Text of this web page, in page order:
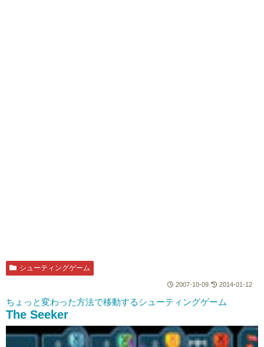
シューティングゲーム
2007-10-09 2014-01-12
ちょっと変わった方法で移動するシューティングゲーム
The Seeker